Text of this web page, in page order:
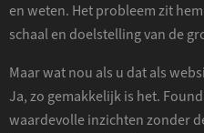
en weten. Het probleem zit
schaal en doelstelling van de
Maar wat nou als u dat als
Ja, zo gemakkelijk is het.
waardevolle inzichten zonder